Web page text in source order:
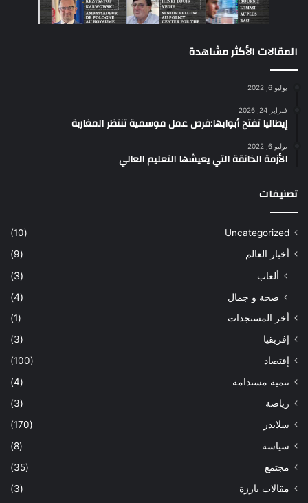
المقالات الأكثر مشاهدة
يوليو 6, 2022
فبراير 24, 2026
إيطاليا تفتح أبوابها:فرص عمل موسمية تنتظر المغاربة
يوليو 6, 2022
الأزمة الخانقة التي يعيشها التعليم العالي
تصنيفات
Uncategorized
(10)
أخبار العالم
(9)
ألعاب
(3)
صحة و جمال
(4)
أخر المستجدات
(1)
إفريقيا
(3)
إقتصاد
(100)
تنمية مستدامة
(4)
رياضة
(3)
سلايدر
(170)
سياسة
(8)
مجتمع
(35)
مقالات بارزة
(3)